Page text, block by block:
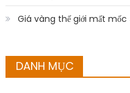
Giá vàng thế giới mất mốc
DANH MỤC